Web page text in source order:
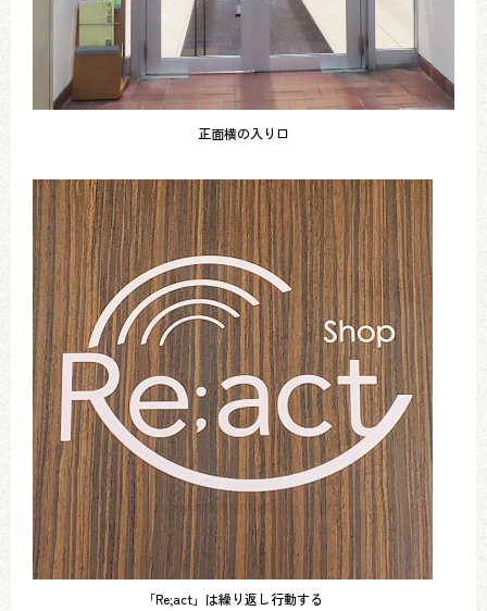
正面横の入り口
「Re;act」は繰り返し行動する